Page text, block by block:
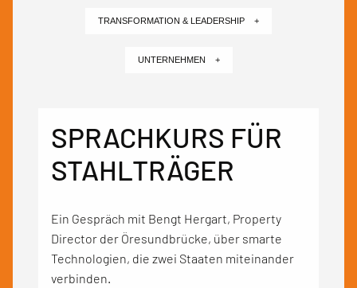
TRANSFORMATION & LEADERSHIP +
UNTERNEHMEN +
SPRACHKURS FÜR
STAHLTRÄGER
Ein Gespräch mit Bengt Hergart, Property
Director der Öresundbrücke, über smarte
Technologien, die zwei Staaten miteinander
verbinden.